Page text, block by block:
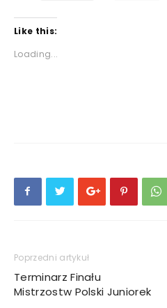
Like this:
Loading...
Poprzedni artykuł
Terminarz Finału
Mistrzostw Polski Juniorek